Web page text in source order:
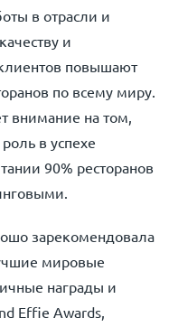
в отрасли и
и
повышают
по всему миру.
внимание на том,
в успехе
90% ресторанов
зарекомендовала
мировые
награды и
Effie Awards,